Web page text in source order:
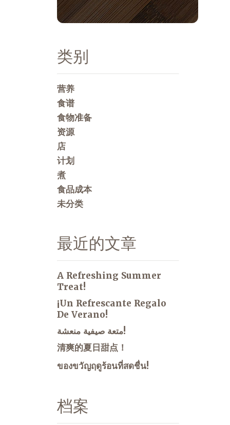
类别
营养
食谱
食物准备
资源
店
计划
煮
食品成本
未分类
最近的文章
A Refreshing Summer
Treat!
¡Un Refrescante Regalo
De Verano!
متعة صيفية منعشة!
清爽的夏日甜点！
ของขวัญฤดูร้อนที่สดชื่น!
档案